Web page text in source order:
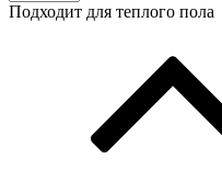
Подходит для теплого пола